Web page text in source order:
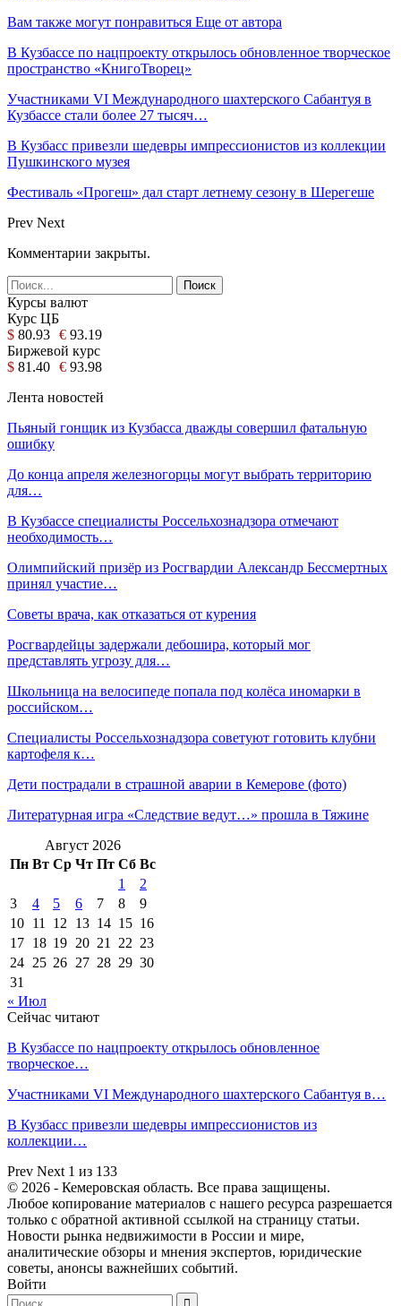
Вам также могут понравиться Еще от автора
В Кузбассе по нацпроекту открылось обновленное творческое
пространство «КнигоТворец»
Участниками VI Международного шахтерского Сабантуя в
Кузбассе стали более 27 тысяч…
В Кузбасс привезли шедевры импрессионистов из коллекции
Пушкинского музея
Фестиваль «Прогеш» дал старт летнему сезону в Шерегеше
Prev Next
Комментарии закрыты.
Курсы валют
Курс ЦБ
$ 80.93 € 93.19
Биржевой курс
$ 81.40 € 93.98
Лента новостей
Пьяный гонщик из Кузбасса дважды совершил фатальную
ошибку
До конца апреля железногорцы могут выбрать территорию
для…
В Кузбассе специалисты Россельхознадзора отмечают
необходимость…
Олимпийский призёр из Росгвардии Александр Бессмертных
принял участие…
Советы врача, как отказаться от курения
Росгвардейцы задержали дебошира, который мог
представлять угрозу для…
Школьница на велосипеде попала под колёса иномарки в
российском…
Специалисты Россельхознадзора советуют готовить клубни
картофеля к…
Дети пострадали в страшной аварии в Кемерове (фото)
Литературная игра «Следствие ведут…» прошла в Тяжине
Август 2026
Пн Вт Ср Чт Пт Сб Вс
1
2
3
4 5 6 7 8
9
10 11 12 13 14 15 16
17 18 19 20 21 22 23
24 25 26 27 28 29 30
31
« Июл
Сейчас читают
В Кузбассе по нацпроекту открылось обновленное
творческое…
Участниками VI Международного шахтерского Сабантуя в…
В Кузбасс привезли шедевры импрессионистов из
коллекции…
Prev Next 1 из 133
© 2026 - Кемеровская область. Все права защищены.
Любое копирование материалов с нашего ресурса разрешается
только с обратной активной ссылкой на страницу статьи.
Новости рынка недвижимости в России и мире,
аналитические обзоры и мнения экспертов, юридические
советы, анонсы важнейших событий.
Войти